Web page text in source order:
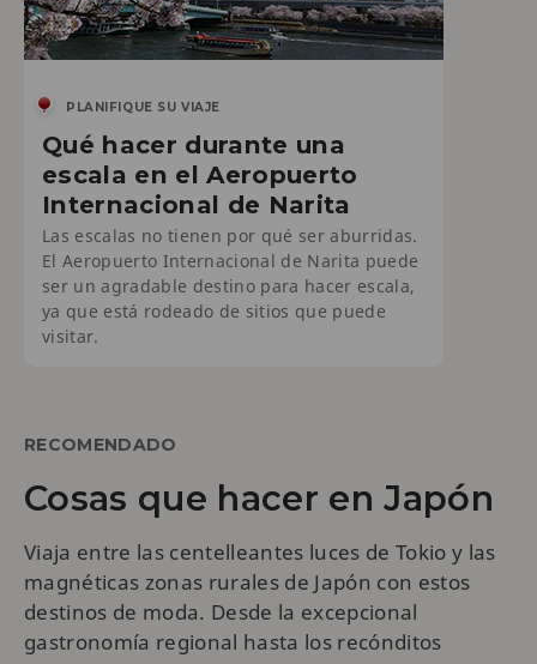
PLANIFIQUE SU VIAJE
Qué hacer durante una
escala en el Aeropuerto
Internacional de Narita
Las escalas no tienen por qué ser aburridas.
El Aeropuerto Internacional de Narita puede
ser un agradable destino para hacer escala,
ya que está rodeado de sitios que puede
visitar.
RECOMENDADO
Cosas que hacer en Japón
Viaja entre las centelleantes luces de Tokio y las
magnéticas zonas rurales de Japón con estos
destinos de moda. Desde la excepcional
gastronomía regional hasta los recónditos